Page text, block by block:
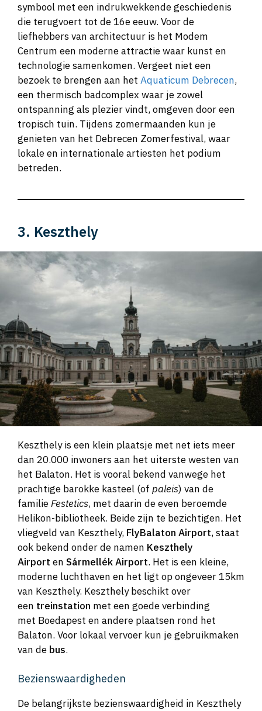
symbool met een indrukwekkende geschiedenis
die terugvoert tot de 16e eeuw. Voor de
liefhebbers van architectuur is het Modem
Centrum een moderne attractie waar kunst en
technologie samenkomen. Vergeet niet een
bezoek te brengen aan het Aquaticum Debrecen,
een thermisch badcomplex waar je zowel
ontspanning als plezier vindt, omgeven door een
tropisch tuin. Tijdens zomermaanden kun je
genieten van het Debrecen Zomerfestival, waar
lokale en internationale artiesten het podium
betreden.
3. Keszthely
Keszthely is een klein plaatsje met net iets meer
dan 20.000 inwoners aan het uiterste westen van
het Balaton. Het is vooral bekend vanwege het
prachtige barokke kasteel (of paleis) van de
familieFestetics, met daarin de even beroemde
Helikon-bibliotheek. Beide zijn te bezichtigen. Het
vliegveld van Keszthely, FlyBalaton Airport, staat
ook bekend onder de namen Keszthely
Airport en Sármellék Airport. Het is een kleine,
moderne luchthaven en het ligt op ongeveer 15km
van Keszthely. Keszthely beschikt over
een treinstation met een goede verbinding
met Boedapest en andere plaatsen rond het
Balaton. Voor lokaal vervoer kun je gebruikmaken
van de bus.
Bezienswaardigheden
De belangrijkste bezienswaardigheid in Keszthely